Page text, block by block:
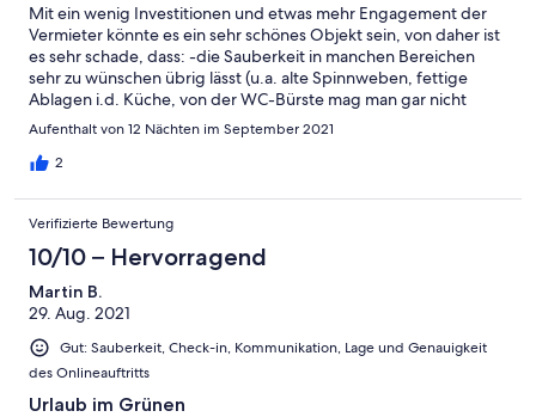
Mit ein wenig Investitionen und etwas mehr Engagement der
Vermieter könnte es ein sehr schönes Objekt sein, von daher ist
es sehr schade, dass: -die Sauberkeit in manchen Bereichen
sehr zu wünschen übrig lässt (u.a. alte Spinnweben, fettige
Ablagen i.d. Küche, von der WC-Bürste mag man gar nicht
reden),- die Küchenutensilien z. Teil schlichtweg auf den
Sperrmüll gehören,- die Vermieterin sich für die "Einweisung"
noch nicht mal 5 Min. Zeit genommen hat, -der Kamin
vorhanden ist, - die Matratzen nach spätestens 3 Tagen
Rückenschmerzen verursachen,- es keine Mülltonnen gibt u.
man den Abfall behelfsmäßig in einer Plastiktonne unterbringen
muss (dort war auch noch der Abfall unserer Vorgänger), - die
Sickergrube überläuft, - Staubnester unter sämtlichen Betten u.
alte, speckige Spinnweben an jedem Fenster und
Fensterladen... und einige andere Dinge mehr. Dass ist alles
sehr schade, denn an manchen Dingen kann man noch sehr gut
erkennen, dass sich irgendjemand früher mal viel Mühe
gegeben hat!
Aufenthalt von 12 Nächten im September 2021
2
Verifizierte Bewertung
10/10 – Hervorragend
Martin B.
29. Aug. 2021
Gut: Sauberkeit, Check-in, Kommunikation, Lage und Genauigkeit
des Onlineauftritts
Urlaub im Grünen